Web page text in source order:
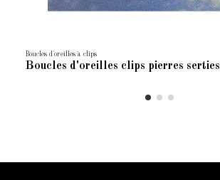
Boucles d'oreilles à clips
Boucles d'oreilles clips pierres serties